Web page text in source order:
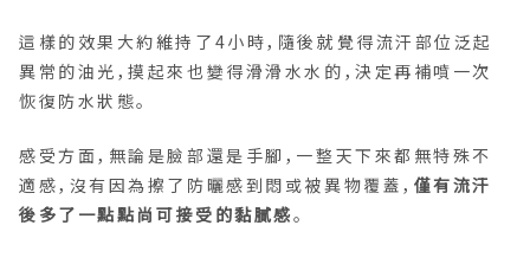
這樣的效果大約維持了4小時，隨後就覺得流汗部位泛起
異常的油光，摸起來也變得滑滑水水的，決定再補噴一次
恢復防水狀態。
感受方面，無論是臉部還是手腳，一整天下來都無特殊不
適感，沒有因為擦了防曬感到悶或被異物覆蓋， 僅有流汗
後多了一點點尚可接受的黏膩感。